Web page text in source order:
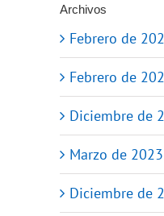
Archivos
Febrero de
Febrero de
Diciembre de
Marzo de 2023
Diciembre de